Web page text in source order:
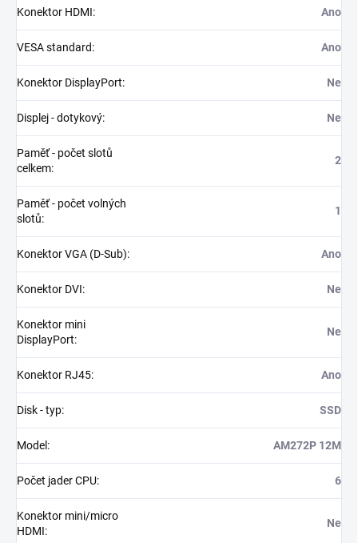
Konektor HDMI: Ano
VESA standard: Ano
Konektor DisplayPort: Ne
Displej - dotykový: Ne
Paměť - počet slotů
celkem:
2
Paměť - počet volných
slotů:
1
Konektor VGA (D-Sub): Ano
Konektor DVI: Ne
Konektor mini
DisplayPort:
Ne
Konektor RJ45: Ano
Disk - typ: SSD
Model : AM272P 12M
Počet jader CPU: 6
Konektor mini/micro
HDMI:
Ne